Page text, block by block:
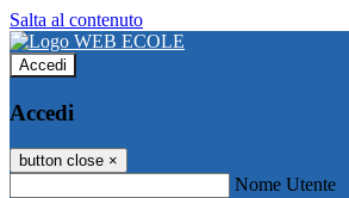
Salta al contenuto
Accedi
Accedi
button close ×
Nome Utente